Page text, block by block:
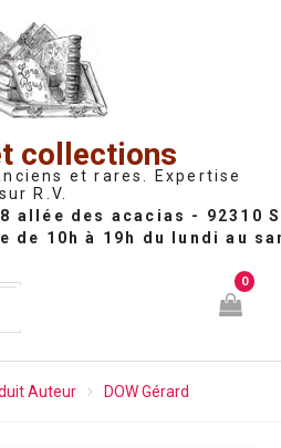
collections
et rares. Expertise
sur R.V.
0
Auteur DOW Gérard